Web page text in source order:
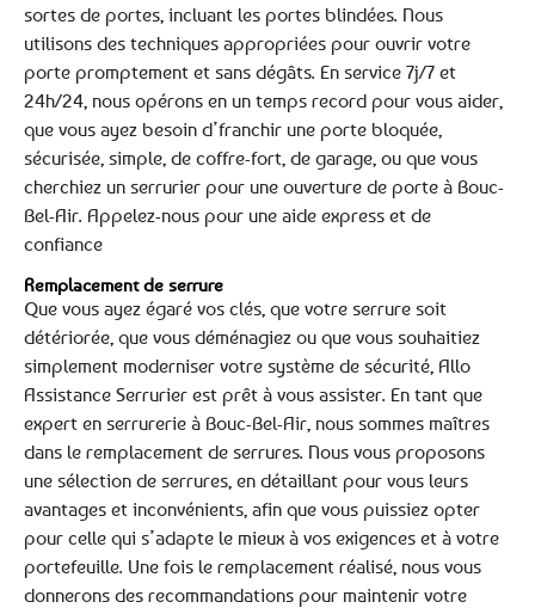
sortes de portes, incluant les portes blindées. Nous
utilisons des techniques appropriées pour ouvrir votre
porte promptement et sans dégâts. En service 7j/7 et
24h/24, nous opérons en un temps record pour vous aider,
que vous ayez besoin d’franchir une porte bloquée,
sécurisée, simple, de coffre-fort, de garage, ou que vous
cherchiez un serrurier pour une ouverture de porte à Bouc-
Bel-Air. Appelez-nous pour une aide express et de
confiance
Remplacement de serrure
Que vous ayez égaré vos clés, que votre serrure soit
détériorée, que vous déménagiez ou que vous souhaitiez
simplement moderniser votre système de sécurité, Allo
Assistance Serrurier est prêt à vous assister. En tant que
expert en serrurerie à Bouc-Bel-Air, nous sommes maîtres
dans le remplacement de serrures. Nous vous proposons
une sélection de serrures, en détaillant pour vous leurs
avantages et inconvénients, afin que vous puissiez opter
pour celle qui s’adapte le mieux à vos exigences et à votre
portefeuille. Une fois le remplacement réalisé, nous vous
donnerons des recommandations pour maintenir votre